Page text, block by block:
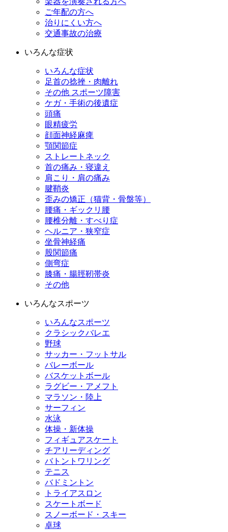
ご年配の方へ
治りにくい方へ
交通事故の治療
いろんな症状
いろんな症状
足首の捻挫・肉離れ
その他 スポーツ障害
ケガ・手術の後遺症
頭痛
眼精疲労
顔面神経麻痺
顎関節症
ストレートネック
首の痛み・寝違え
肩こり・肩の痛み
腱鞘炎
歪みの矯正（猫背・骨盤等）
腰痛・ギックリ腰
腰椎分離・すべり症
ヘルニア・狭窄症
坐骨神経痛
股関節痛
側弯症
膝痛・腸脛靭帯炎
その他
いろんなスポーツ
いろんなスポーツ
クラシックバレエ
野球
サッカー・フットサル
バレーボール
バスケットボール
ラグビー・アメフト
マラソン・陸上
サーフィン
水泳
体操・新体操
フィギュアスケート
チアリーディング
バトントワリング
テニス
バドミントン
トライアスロン
スケートボード
スノーボード・スキー
卓球